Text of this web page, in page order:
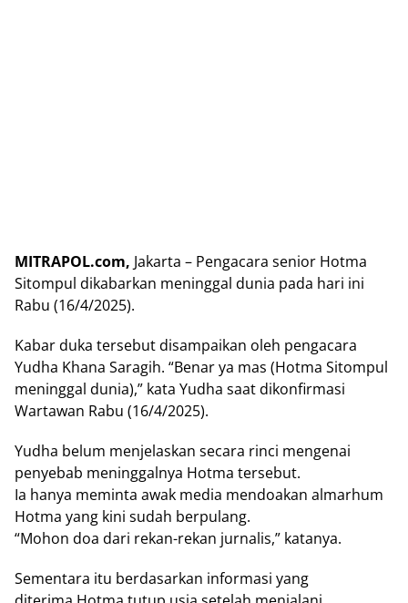
MITRAPOL.com, Jakarta – Pengacara senior Hotma
Sitompul dikabarkan meninggal dunia pada hari ini
Rabu (16/4/2025).
Kabar duka tersebut disampaikan oleh pengacara
Yudha Khana Saragih. “Benar ya mas (Hotma Sitompul
meninggal dunia),” kata Yudha saat dikonfirmasi
Wartawan Rabu (16/4/2025).
Yudha belum menjelaskan secara rinci mengenai
penyebab meninggalnya Hotma tersebut.
Ia hanya meminta awak media mendoakan almarhum
Hotma yang kini sudah berpulang.
“Mohon doa dari rekan-rekan jurnalis,” katanya.
Sementara itu berdasarkan informasi yang